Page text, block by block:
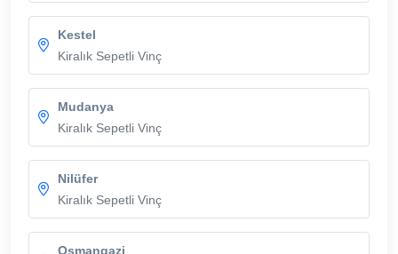
Kestel
Kiralık Sepetli Vinç
Mudanya
Kiralık Sepetli Vinç
Nilüfer
Kiralık Sepetli Vinç
Osmangazi